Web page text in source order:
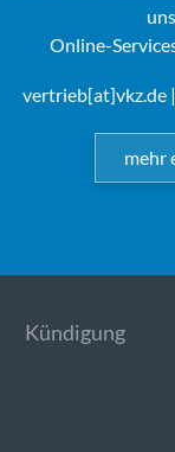
Online-
vertrieb[at]vkz.de|
mehr
Kündigung